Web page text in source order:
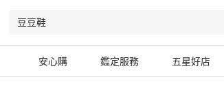
安心購 鑑定服務 五星好店